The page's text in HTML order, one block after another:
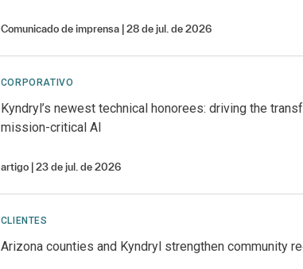
Comunicado de imprensa 28 de jul. de 2026
CORPORATIVO
Kyndryl’s newest technical honorees: driving the
mission-critical AI
artigo 23 de jul. de 2026
CLIENTES
Arizona counties and Kyndryl strengthen community